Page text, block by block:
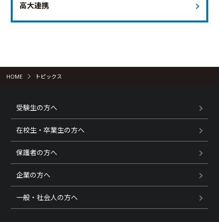
高大連携
HOME トピックス
受験生の方へ
在校生・卒業生の方へ
保護者の方へ
企業の方へ
一般・社会人の方へ